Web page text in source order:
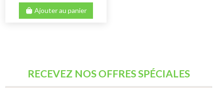
Ajouter au panier
RECEVEZ NOS OFFRES SPÉCIALES